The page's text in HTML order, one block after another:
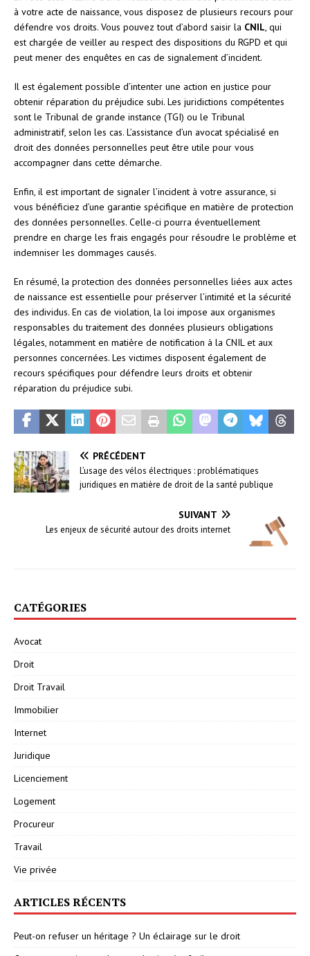
à votre acte de naissance, vous disposez de plusieurs recours pour
défendre vos droits. Vous pouvez tout d’abord saisir la CNIL, qui
est chargée de veiller au respect des dispositions du RGPD et qui
peut mener des enquêtes en cas de signalement d’incident.
Il est également possible d’intenter une action en justice pour
obtenir réparation du préjudice subi. Les juridictions compétentes
sont le Tribunal de grande instance (TGI) ou le Tribunal
administratif, selon les cas. L’assistance d’un avocat spécialisé en
droit des données personnelles peut être utile pour vous
accompagner dans cette démarche.
Enfin, il est important de signaler l’incident à votre assurance, si
vous bénéficiez d’une garantie spécifique en matière de protection
des données personnelles. Celle-ci pourra éventuellement
prendre en charge les frais engagés pour résoudre le problème et
indemniser les dommages causés.
En résumé, la protection des données personnelles liées aux actes
de naissance est essentielle pour préserver l’intimité et la sécurité
des individus. En cas de violation, la loi impose aux organismes
responsables du traitement des données plusieurs obligations
légales, notamment en matière de notification à la CNIL et aux
personnes concernées. Les victimes disposent également de
recours spécifiques pour défendre leurs droits et obtenir
réparation du préjudice subi.
PRÉCÉDENT
L’usage des vélos électriques : problématiques
juridiques en matière de droit de la santé publique
SUIVANT
Les enjeux de sécurité autour des droits internet
CATÉGORIES
Avocat
Droit
Droit Travail
Immobilier
Internet
Juridique
Licenciement
Logement
Procureur
Travail
Vie privée
ARTICLES RÉCENTS
Peut-on refuser un héritage ? Un éclairage sur le droit